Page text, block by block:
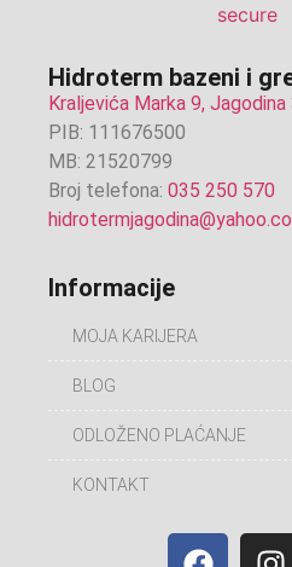
Hidroterm bazeni i
Kraljevića Marka 9,
PIB: 111676500
MB: 21520799
Broj telefona: 035 250 570
Informacije
MOJA KARIJERA
BLOG
ODLOŽENO PLAĆANJE
KONTAKT